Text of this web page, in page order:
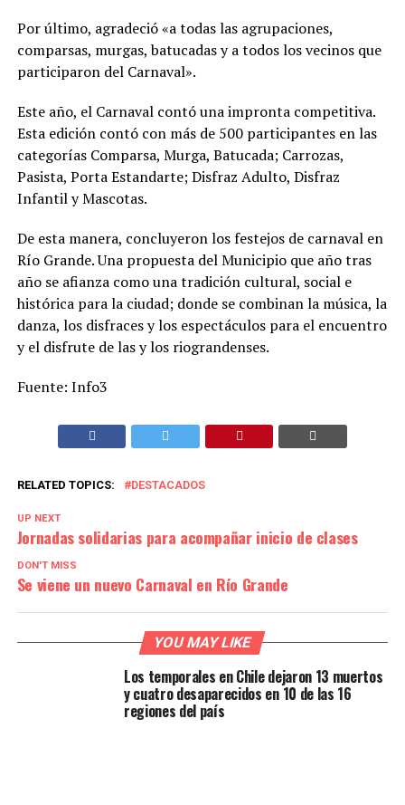
Por último, agradeció «a todas las agrupaciones,
comparsas, murgas, batucadas y a todos los vecinos que
participaron del Carnaval».
Este año, el Carnaval contó una impronta competitiva.
Esta edición contó con más de 500 participantes en las
categorías Comparsa, Murga, Batucada; Carrozas,
Pasista, Porta Estandarte; Disfraz Adulto, Disfraz
Infantil y Mascotas.
De esta manera, concluyeron los festejos de carnaval en
Río Grande. Una propuesta del Municipio que año tras
año se afianza como una tradición cultural, social e
histórica para la ciudad; donde se combinan la música, la
danza, los disfraces y los espectáculos para el encuentro
y el disfrute de las y los riograndenses.
Fuente: Info3
RELATED TOPICS: DESTACADOS
UP NEXT
Jornadas solidarias para acompañar inicio de clases
DON'T MISS
Se viene un nuevo Carnaval en Río Grande
YOU MAY LIKE
Los temporales en Chile dejaron 13 muertos
y cuatro desaparecidos en 10 de las 16
regiones del país